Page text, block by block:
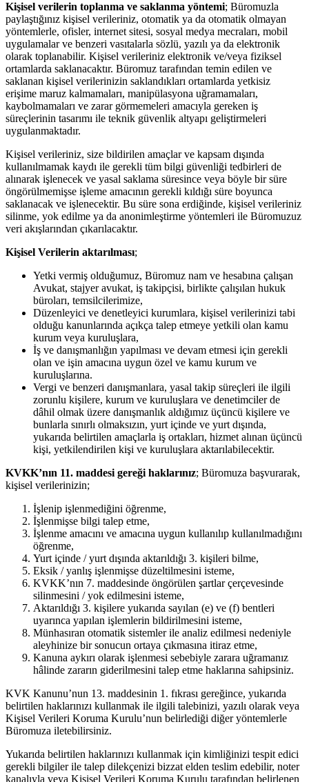
Kişisel verilerin toplanma ve saklanma yöntemi; Büromuzla
paylaştığınız kişisel verileriniz, otomatik ya da otomatik olmayan
yöntemlerle, ofisler, internet sitesi, sosyal medya mecraları, mobil
uygulamalar ve benzeri vasıtalarla sözlü, yazılı ya da elektronik
olarak toplanabilir. Kişisel verileriniz elektronik ve/veya fiziksel
ortamlarda saklanacaktır. Büromuz tarafından temin edilen ve
saklanan kişisel verilerinizin saklandıkları ortamlarda yetkisiz
erişime maruz kalmamaları, manipülasyona uğramamaları,
kaybolmamaları ve zarar görmemeleri amacıyla gereken iş
süreçlerinin tasarımı ile teknik güvenlik altyapı geliştirmeleri
uygulanmaktadır.
Kişisel verileriniz, size bildirilen amaçlar ve kapsam dışında
kullanılmamak kaydı ile gerekli tüm bilgi güvenliği tedbirleri de
alınarak işlenecek ve yasal saklama süresince veya böyle bir süre
öngörülmemişse işleme amacının gerekli kıldığı süre boyunca
saklanacak ve işlenecektir. Bu süre sona erdiğinde, kişisel verileriniz
silinme, yok edilme ya da anonimleştirme yöntemleri ile Büromuzuz
veri akışlarından çıkarılacaktır.
Kişisel Verilerin aktarılması;
Yetki vermiş olduğumuz, Büromuz nam ve hesabına çalışan
Avukat, stajyer avukat, iş takipçisi, birlikte çalışılan hukuk
büroları, temsilcilerimize,
Düzenleyici ve denetleyici kurumlara, kişisel verilerinizi tabi
olduğu kanunlarında açıkça talep etmeye yetkili olan kamu
kurum veya kuruluşlara,
İş ve danışmanlığın yapılması ve devam etmesi için gerekli
olan ve işin amacına uygun özel ve kamu kurum ve
kuruluşlarına.
Vergi ve benzeri danışmanlara, yasal takip süreçleri ile ilgili
zorunlu kişilere, kurum ve kuruluşlara ve denetimciler de
dâhil olmak üzere danışmanlık aldığımız üçüncü kişilere ve
bunlarla sınırlı olmaksızın, yurt içinde ve yurt dışında,
yukarıda belirtilen amaçlarla iş ortakları, hizmet alınan üçüncü
kişi, yetkilendirilen kişi ve kuruluşlara aktarılabilecektir.
KVKK’nın 11. maddesi gereği haklarınız; Büromuza başvurarak,
kişisel verilerinizin;
İşlenip işlenmediğini öğrenme,
İşlenmişse bilgi talep etme,
İşlenme amacını ve amacına uygun kullanılıp kullanılmadığını
öğrenme,
Yurt içinde / yurt dışında aktarıldığı 3. kişileri bilme,
Eksik / yanlış işlenmişse düzeltilmesini isteme,
KVKK’nın 7. maddesinde öngörülen şartlar çerçevesinde
silinmesini / yok edilmesini isteme,
Aktarıldığı 3. kişilere yukarıda sayılan (e) ve (f) bentleri
uyarınca yapılan işlemlerin bildirilmesini isteme,
Münhasıran otomatik sistemler ile analiz edilmesi nedeniyle
aleyhinize bir sonucun ortaya çıkmasına itiraz etme,
Kanuna aykırı olarak işlenmesi sebebiyle zarara uğramanız
hâlinde zararın giderilmesini talep etme haklarına sahipsiniz.
KVK Kanunu’nun 13. maddesinin 1. fıkrası gereğince, yukarıda
belirtilen haklarınızı kullanmak ile ilgili talebinizi, yazılı olarak veya
Kişisel Verileri Koruma Kurulu’nun belirlediği diğer yöntemlerle
Büromuza iletebilirsiniz.
Yukarıda belirtilen haklarınızı kullanmak için kimliğinizi tespit edici
gerekli bilgiler ile talep dilekçenizi bizzat elden teslim edebilir, noter
kanalıyla veya Kişisel Verileri Koruma Kurulu tarafından belirlenen